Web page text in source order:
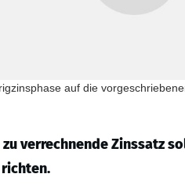
auf die
verrechnende Zinssatz